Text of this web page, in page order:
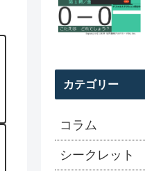
カテゴリー
コラム
シークレット